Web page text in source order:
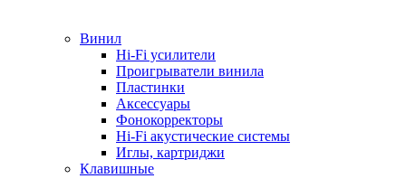
Винил
Hi-Fi усилители
Проигрыватели винила
Пластинки
Аксессуары
Фонокорректоры
Hi-Fi акустические системы
Иглы, картриджи
Клавишные